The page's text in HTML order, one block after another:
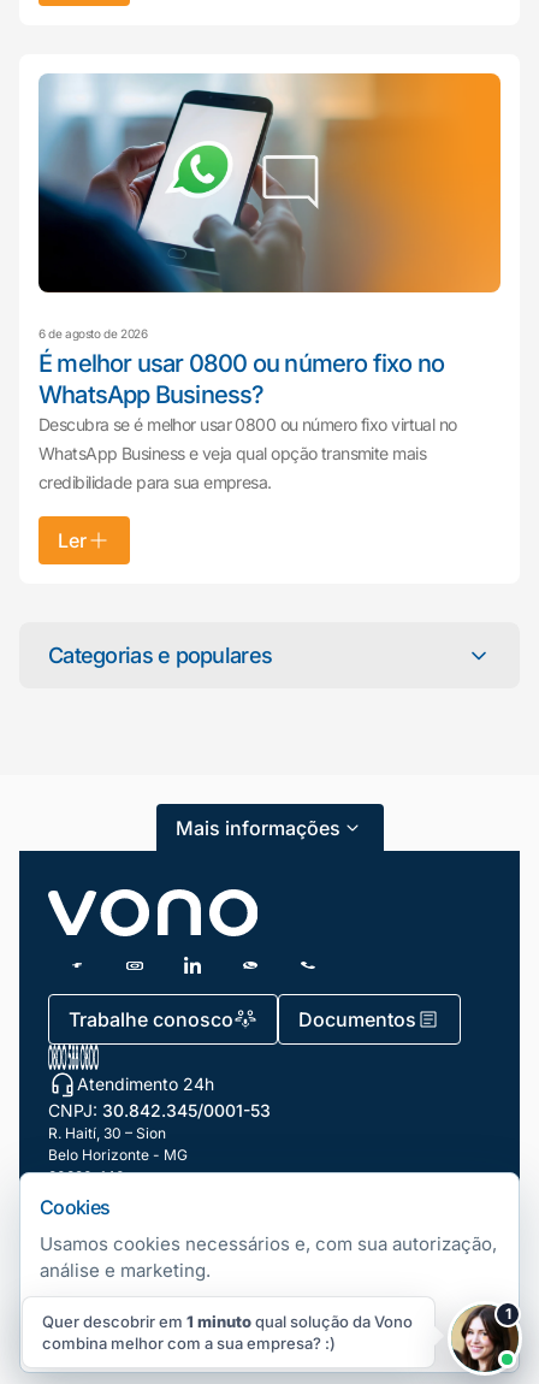
6 de agosto de 2026
É melhor usar 0800 ou número fixo no
WhatsApp Business?
Descubra se é melhor usar 0800 ou número fixo virtual no
WhatsApp Business e veja qual opção transmite mais
credibilidade para sua empresa.
Ler
Categorias e populares
Atendimento ao Cliente
Blog
Dicas e Tutoriais
Gestão de Condomínios
Gestão de Frotas
Gestão de Negócios
Gestão de pessoas e Liderança
Gestão Financeira
Mundo Automotivo
Notícias
Produtividade
Segurança
Mais informações
Trabalhe conosco Documentos
Atendimento 24h
CNPJ: 30.842.345/0001-53
R. Haití, 30 – Sion
Belo Horizonte - MG
30320-140
Nossas filiais
Telefonia Fixa
Número Fixo Virtual
Número 0800 Virtual
Copyright ©2026Vono. Todos os direitos Reservados. | Gerenciar
cookies
Cookies
Usamos cookies necessários e, com sua autorização,
análise e marketing.
Aceitar Rejeitar Preferências
Quer descobrir em 1 minutoqual solução da Vono
combina melhor com a sua empresa? :)
1
online agora